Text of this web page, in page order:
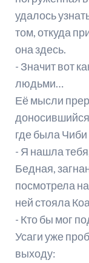
удалось
том, откуда
она здесь.
- Значит вот
людьми…
Её мысли
доносившийся
где была Чиби
- Я нашла
Бедная,
посмотрела
ней стояла
- Кто бы мог
Усаги уже
выходу: